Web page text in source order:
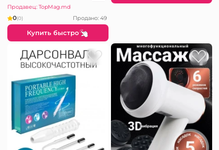
Продавец: TopMag.md
0(0) Продано: 49
Купить быстро